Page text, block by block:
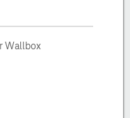
Wallbox